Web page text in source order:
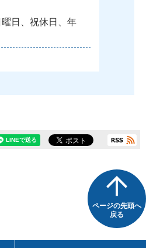
日、祝休日、年
ページの先頭へ
戻る